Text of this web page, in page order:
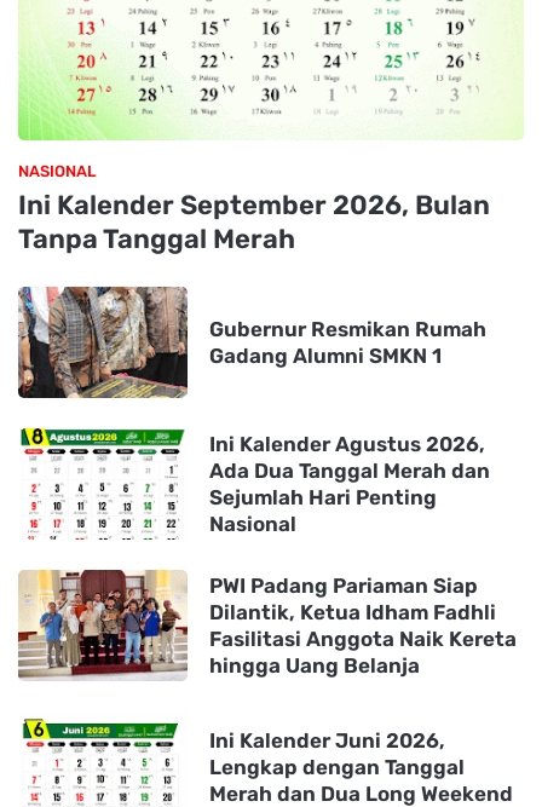
NASIONAL
Ini Kalender September 2026, Bulan
Tanpa Tanggal Merah
Gubernur Resmikan Rumah
Gadang Alumni SMKN 1
Ini Kalender Agustus 2026,
Ada Dua Tanggal Merah dan
Sejumlah Hari Penting
Nasional
PWI Padang Pariaman Siap
Dilantik, Ketua Idham Fadhli
Fasilitasi Anggota Naik Kereta
hingga Uang Belanja
Ini Kalender Juni 2026,
Lengkap dengan Tanggal
Merah dan Dua Long Weekend